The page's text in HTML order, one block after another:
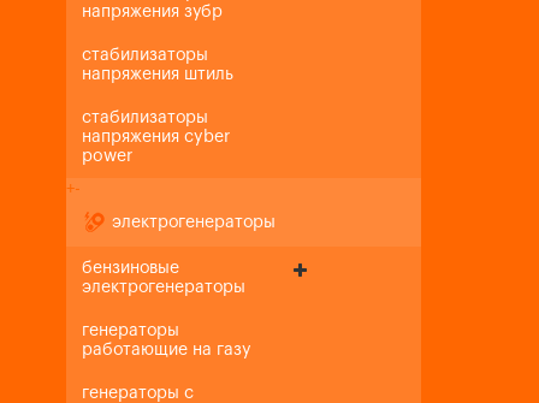
напряжения зубр
стабилизаторы
напряжения штиль
стабилизаторы
напряжения cyber
power
+-
электрогенераторы
бензиновые
электрогенераторы
генераторы
работающие на газу
генераторы с